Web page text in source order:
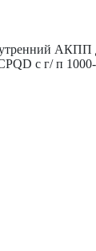
АКПП
с г/ п